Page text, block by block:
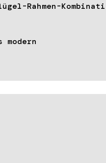
Rahmen-